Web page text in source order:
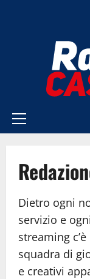
Menu
Dietro ogni
servizio e
streaming
squadra di
e creativi